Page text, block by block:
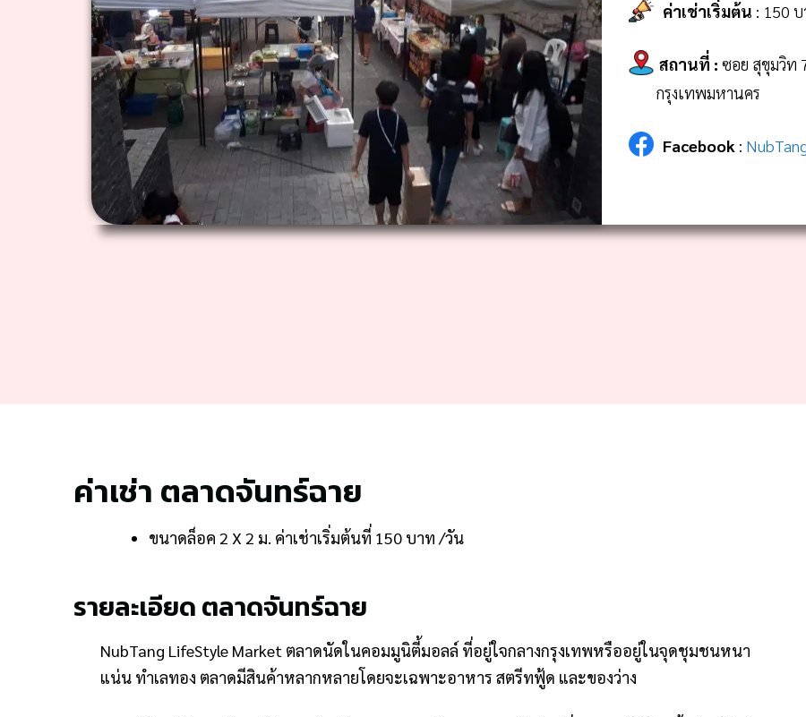
ค่าเช่าเริ่มต้น : 150
สถานที่ : ซอย สุขุมวิท
กรุงเทพมหานคร
Facebook :
ค่าเช่า ตลาดจันทร์ฉาย
ขนาดล็อค 2 X 2 ม. ค่าเช่าเริ่มต้นที่ 150 บาท /วัน
รายละเอียด ตลาดจันทร์ฉาย
NubTang LifeStyle Market ตลาดนัดในคอมมูนิตี้มอลล์ ที่อยู่ใจกลางกรุงเทพหรืออยู่ในจุดชุมชนหนา
แน่น ทำเลทอง ตลาดมีสินค้าหลากหลายโดยจะเฉพาะอาหาร สตรีทฟู้ด และของว่าง